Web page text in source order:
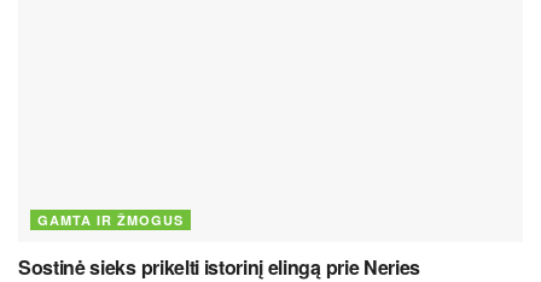
GAMTA IR ŽMOGUS
Sostinė sieks prikelti istorinį elingą prie Neries